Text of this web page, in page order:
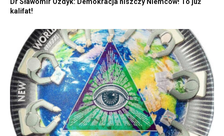
Dr Sławomir Ozdyk: Demokracja niszczy Niemców! To już
kalifat!